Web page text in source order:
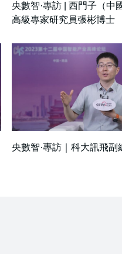
央數智·專訪 | 西門子（中
高級專家研究員張彬博士
央數智·專訪｜科大訊飛副